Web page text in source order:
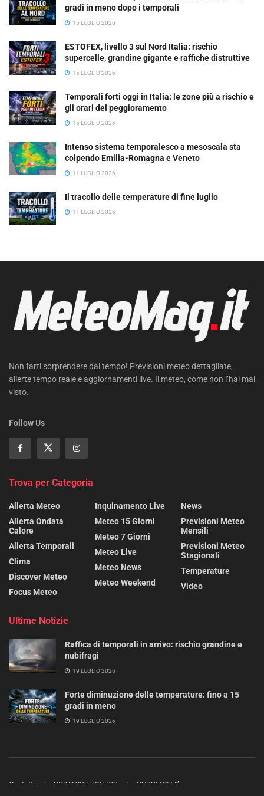
gradi in meno dopo i temporali
15 LUGLIO 2026
ESTOFEX, livello 3 sul Nord Italia: rischio
supercelle, grandine gigante e raffiche distruttive
15 LUGLIO 2026
Temporali forti oggi in Italia: le zone più a rischio e
gli orari del peggioramento
15 LUGLIO 2026
Intenso sistema temporalesco a mesoscala sta
colpendo Emilia-Romagna e Veneto
11 LUGLIO 2026
Il tracollo delle temperature di fine luglio
11 LUGLIO 2026
Non farti sorprendere dal tempo! Previsioni meteo dettagliate,
allerte tempo reale e aggiornamenti live. Il meteo, come non l’hai mai
visto.
Follow Us
Trova per Categoria
Allerta Meteo
Allerta Ondata
Calore
Allerta Temporali
Clima
Discover Meteo
Focus Meteo
Inquinamento Live
Meteo 15 Giorni
Meteo 7 Giorni
Meteo Live
Meteo News
Meteo Weekend
News
Previsioni Meteo
Mensili
Previsioni Meteo
Stagionali
Temperature
Video
Ultime Notizie
Raffica di temporali in arrivo: rischio grandine e
nubifragi
19 LUGLIO 2026
Forte diminuzione delle temperature: fino a 15
gradi in meno
19 LUGLIO 2026
Contatti PRIVACY E POLICY PUBBLICITA’